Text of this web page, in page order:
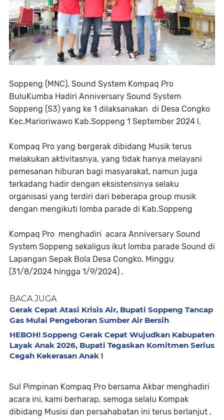
Soppeng (MNC), Sound System Kompaq Pro
BuluKumba Hadiri Anniversary Sound System
Soppeng (S3) yang ke 1 dilaksanakan di Desa Congko
Kec.Marioriwawo Kab.Soppeng 1 September 2024 l.
Kompaq Pro yang bergerak dibidang Musik terus
melakukan aktivitasnya, yang tidak hanya melayani
pemesanan hiburan bagi masyarakat, namun juga
terkadang hadir dengan eksistensinya selaku
organisasi yang terdiri dari beberapa group musik
dengan mengikuti lomba parade di Kab.Soppeng
Kompaq Pro menghadiri acara Anniversary Sound
System Soppeng sekaligus ikut lomba parade Sound di
Lapangan Sepak Bola Desa Congko. Minggu
(31/8/2024 hingga 1/9/2024) .
BACA JUGA
Gerak Cepat Atasi Krisis Air, Bupati Soppeng Tancap
Gas Mulai Pengeboran Sumber Air Bersih
HEBOH! Soppeng Gerak Cepat Wujudkan Kabupaten
Layak Anak 2026, Bupati Tegaskan Komitmen Serius
Cegah Kekerasan Anak !
Sul Pimpinan Kompaq Pro bersama Akbar menghadiri
acara ini, kami berharap, semoga selalu Kompak
dibidang Musisi dan persahabatan ini terus berlanjut ,